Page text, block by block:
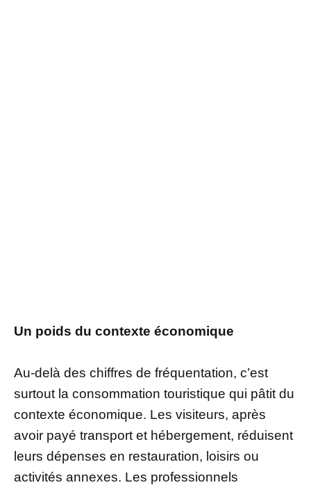
Un poids du contexte économique
Au-delà des chiffres de fréquentation, c’est
surtout la consommation touristique qui pâtit du
contexte économique. Les visiteurs, après
avoir payé transport et hébergement, réduisent
leurs dépenses en restauration, loisirs ou
activités annexes. Les professionnels